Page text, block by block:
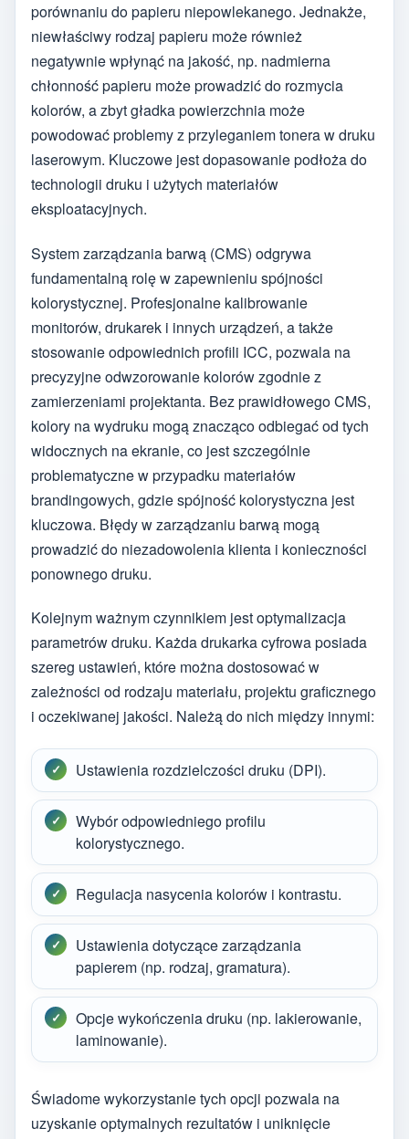
porównaniu do papieru niepowlekanego. Jednakże,
niewłaściwy rodzaj papieru może również
negatywnie wpłynąć na jakość, np. nadmierna
chłonność papieru może prowadzić do rozmycia
kolorów, a zbyt gładka powierzchnia może
powodować problemy z przyleganiem tonera w druku
laserowym. Kluczowe jest dopasowanie podłoża do
technologii druku i użytych materiałów
eksploatacyjnych.
System zarządzania barwą (CMS) odgrywa
fundamentalną rolę w zapewnieniu spójności
kolorystycznej. Profesjonalne kalibrowanie
monitorów, drukarek i innych urządzeń, a także
stosowanie odpowiednich profili ICC, pozwala na
precyzyjne odwzorowanie kolorów zgodnie z
zamierzeniami projektanta. Bez prawidłowego CMS,
kolory na wydruku mogą znacząco odbiegać od tych
widocznych na ekranie, co jest szczególnie
problematyczne w przypadku materiałów
brandingowych, gdzie spójność kolorystyczna jest
kluczowa. Błędy w zarządzaniu barwą mogą
prowadzić do niezadowolenia klienta i konieczności
ponownego druku.
Kolejnym ważnym czynnikiem jest optymalizacja
parametrów druku. Każda drukarka cyfrowa posiada
szereg ustawień, które można dostosować w
zależności od rodzaju materiału, projektu graficznego
i oczekiwanej jakości. Należą do nich między innymi:
Ustawienia rozdzielczości druku (DPI).
Wybór odpowiedniego profilu
kolorystycznego.
Regulacja nasycenia kolorów i kontrastu.
Ustawienia dotyczące zarządzania
papierem (np. rodzaj, gramatura).
Opcje wykończenia druku (np. lakierowanie,
laminowanie).
Świadome wykorzystanie tych opcji pozwala na
uzyskanie optymalnych rezultatów i uniknięcie